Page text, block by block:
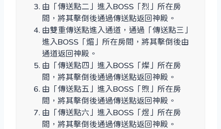
由「傳送點二」進入BOSS「烈」所在房
間，將其擊倒後通過傳送點返回神殿。
由雙重傳送點進入通道，通過「傳送點三」
進入BOSS「煝」所在房間，將其擊倒後由
通道返回神殿。
由「傳送點四」進入BOSS「燦」所在房
間，將其擊倒後通過傳送點返回神殿。
由「傳送點五」進入BOSS「煦」所在房
間，將其擊倒後通過傳送點返回神殿。
由「傳送點六」進入BOSS「煜」所在房
間，將其擊倒後通過傳送點返回神殿。